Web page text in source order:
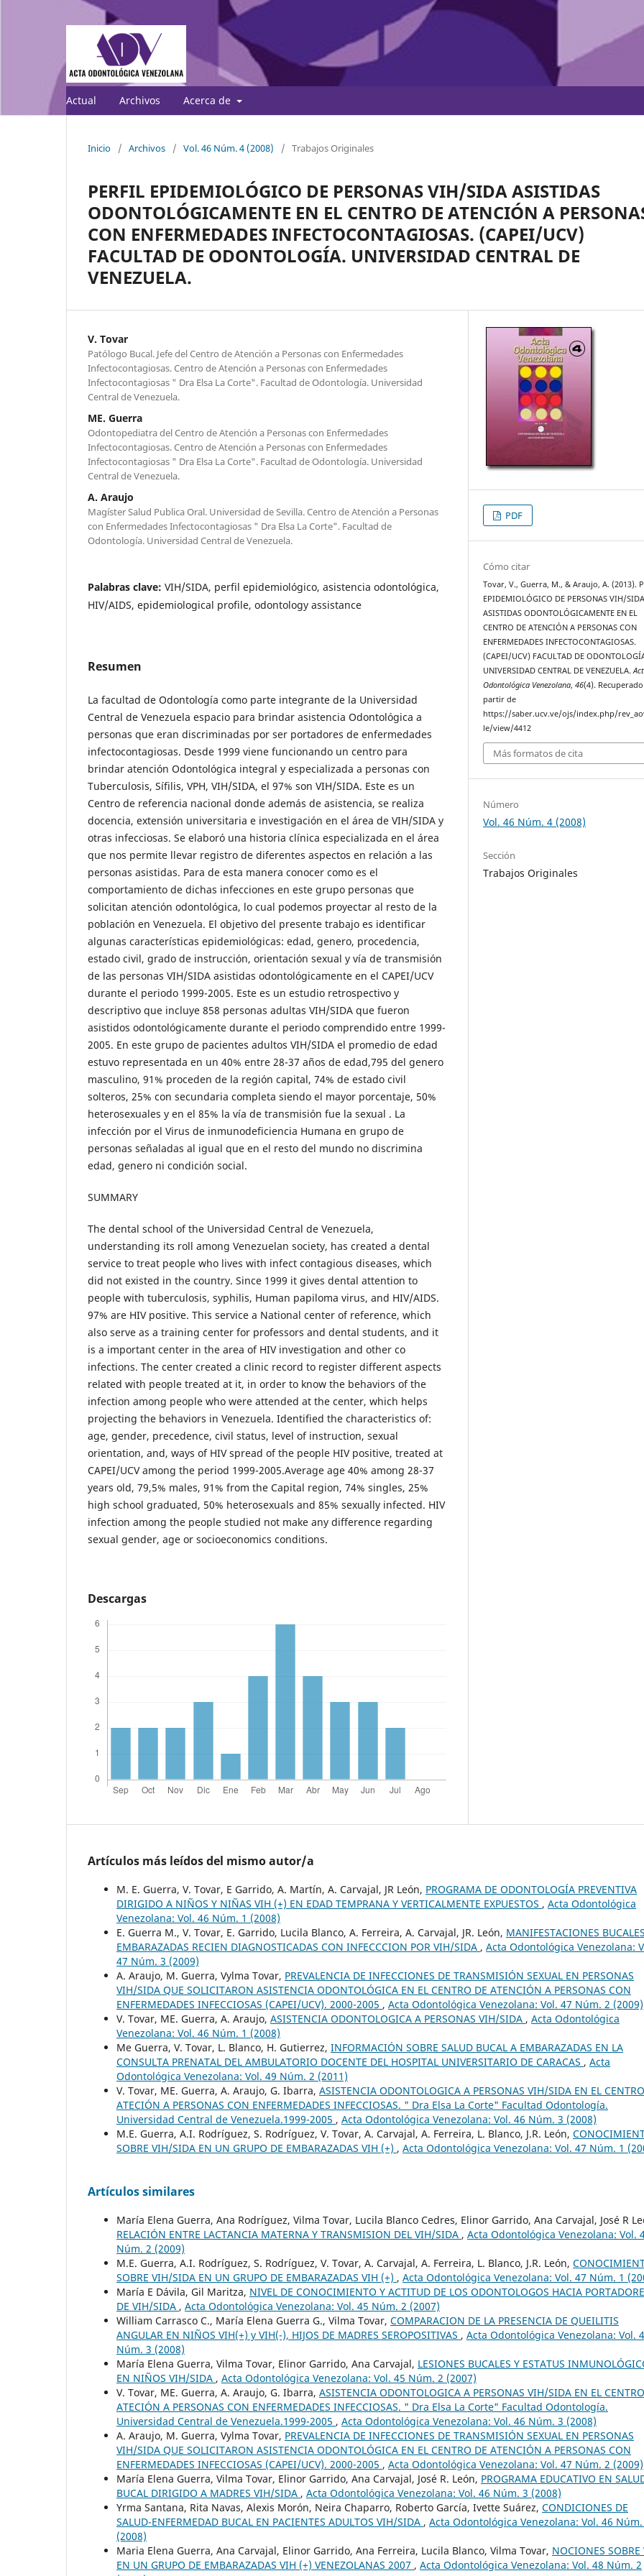
Actual Archivos Acerca de
Inicio / Archivos / Vol. 46 Núm. 4 (2008) / Trabajos Originales
PERFIL EPIDEMIOLÓGICO DE PERSONAS VIH/SIDA ASISTIDAS
ODONTOLÓGICAMENTE EN EL CENTRO DE ATENCIÓN A
CON ENFERMEDADES INFECTOCONTAGIOSAS. (CAPEI/UCV)
FACULTAD DE ODONTOLOGÍA. UNIVERSIDAD CENTRAL DE
VENEZUELA.
V. Tovar
Patólogo Bucal. Jefe del Centro de Atención a Personas con Enfermedades
Infectocontagiosas. Centro de Atención a Personas con Enfermedades
Infectocontagiosas " Dra Elsa La Corte". Facultad de Odontología. Universidad
Central de Venezuela.
ME. Guerra
Odontopediatra del Centro de Atención a Personas con Enfermedades
Infectocontagiosas. Centro de Atención a Personas con Enfermedades
Infectocontagiosas " Dra Elsa La Corte". Facultad de Odontología. Universidad
Central de Venezuela.
A. Araujo
Magíster Salud Publica Oral. Universidad de Sevilla. Centro de Atención a Personas
con Enfermedades Infectocontagiosas " Dra Elsa La Corte". Facultad de
Odontología. Universidad Central de Venezuela.
Palabras clave: VIH/SIDA, perfil epidemiológico, asistencia odontológica,
HIV/AIDS, epidemiological profile, odontology assistance
Resumen
La facultad de Odontología como parte integrante de la Universidad
Central de Venezuela espacio para brindar asistencia Odontológica a
personas que eran discriminadas por ser portadores de enfermedades
infectocontagiosas. Desde 1999 viene funcionando un centro para
brindar atención Odontológica integral y especializada a personas con
Tuberculosis, Sífilis, VPH, VIH/SIDA, el 97% son VIH/SIDA. Este es un
Centro de referencia nacional donde además de asistencia, se realiza
docencia, extensión universitaria e investigación en el área de VIH/SIDA y
otras infecciosas. Se elaboró una historia clínica especializada en el área
que nos permite llevar registro de diferentes aspectos en relación a las
personas asistidas. Para de esta manera conocer como es el
comportamiento de dichas infecciones en este grupo personas que
solicitan atención odontológica, lo cual podemos proyectar al resto de la
población en Venezuela. El objetivo del presente trabajo es identificar
algunas características epidemiológicas: edad, genero, procedencia,
estado civil, grado de instrucción, orientación sexual y vía de transmisión
de las personas VIH/SIDA asistidas odontológicamente en el CAPEI/UCV
durante el periodo 1999-2005. Este es un estudio retrospectivo y
descriptivo que incluye 858 personas adultas VIH/SIDA que fueron
asistidos odontológicamente durante el periodo comprendido entre 1999-
2005. En este grupo de pacientes adultos VIH/SIDA el promedio de edad
estuvo representada en un 40% entre 28-37 años de edad,795 del genero
masculino, 91% proceden de la región capital, 74% de estado civil
solteros, 25% con secundaria completa siendo el mayor porcentaje, 50%
heterosexuales y en el 85% la vía de transmisión fue la sexual . La
infección por el Virus de inmunodeficiencia Humana en grupo de
personas señaladas al igual que en el resto del mundo no discrimina
edad, genero ni condición social.
SUMMARY
The dental school of the Universidad Central de Venezuela,
understanding its roll among Venezuelan society, has created a dental
service to treat people who lives with infect contagious diseases, which
did not existed in the country. Since 1999 it gives dental attention to
people with tuberculosis, syphilis, Human papiloma virus, and HIV/AIDS.
97% are HIV positive. This service a National center of reference, which
also serve as a training center for professors and dental students, and it
is a important center in the area of HIV investigation and other co
infections. The center created a clinic record to register different aspects
related with people treated at it, in order to know the behaviors of the
infection among people who were attended at the center, which helps
projecting the behaviors in Venezuela. Identified the characteristics of:
age, gender, precedence, civil status, level of instruction, sexual
orientation, and, ways of HIV spread of the people HIV positive, treated at
CAPEI/UCV among the period 1999-2005.Average age 40% among 28-37
years old, 79,5% males, 91% from the Capital region, 74% singles, 25%
high school graduated, 50% heterosexuals and 85% sexually infected. HIV
infection among the people studied not make any difference regarding
sexual gender, age or socioeconomics conditions.
Descargas
PDF
Cómo citar
Tovar, V., Guerra, M., & Araujo, A. (2013).
EPIDEMIOLÓGICO DE PERSONAS VIH/SIDA
ASISTIDAS ODONTOLÓGICAMENTE EN EL
CENTRO DE ATENCIÓN A PERSONAS CON
ENFERMEDADES INFECTOCONTAGIOSAS.
(CAPEI/UCV) FACULTAD DE
UNIVERSIDAD CENTRAL DE VENEZUELA.
Odontológica Venezolana,46(4).
partir de
https://saber.ucv.ve/ojs/index.php/
le/view/4412
Más formatos de cita
Número
Vol. 46 Núm. 4 (2008)
Sección
Trabajos Originales
Artículos más leídos del mismo autor/a
M. E. Guerra, V. Tovar, E Garrido, A. Martín, A. Carvajal, JR León, PROGRAMA DE ODONTOLOGÍA PREVENTIVA
DIRIGIDO A NIÑOS Y NIÑAS VIH (+) EN EDAD TEMPRANA Y VERTICALMENTE EXPUESTOS , Acta Odontológica
Venezolana: Vol. 46 Núm. 1 (2008)
E. Guerra M., V. Tovar, E. Garrido, Lucila Blanco, A. Ferreira, A. Carvajal, JR. León, MANIFESTACIONES
EMBARAZADAS RECIEN DIAGNOSTICADAS CON INFECCCION POR VIH/SIDA , Acta Odontológica Venezolana:
47 Núm. 3 (2009)
A. Araujo, M. Guerra, Vylma Tovar, PREVALENCIA DE INFECCIONES DE TRANSMISIÓN SEXUAL EN PERSONAS
VIH/SIDA QUE SOLICITARON ASISTENCIA ODONTOLÓGICA EN EL CENTRO DE ATENCIÓN A PERSONAS CON
ENFERMEDADES INFECCIOSAS (CAPEI/UCV). 2000-2005 , Acta Odontológica Venezolana: Vol. 47 Núm. 2 (2009)
V. Tovar, ME. Guerra, A. Araujo, ASISTENCIA ODONTOLOGICA A PERSONAS VIH/SIDA , Acta Odontológica
Venezolana: Vol. 46 Núm. 1 (2008)
Me Guerra, V. Tovar, L. Blanco, H. Gutierrez, INFORMACIÓN SOBRE SALUD BUCAL A EMBARAZADAS EN LA
CONSULTA PRENATAL DEL AMBULATORIO DOCENTE DEL HOSPITAL UNIVERSITARIO DE CARACAS , Acta
Odontológica Venezolana: Vol. 49 Núm. 2 (2011)
V. Tovar, ME. Guerra, A. Araujo, G. Ibarra, ASISTENCIA ODONTOLOGICA A PERSONAS VIH/SIDA EN EL
ATECIÓN A PERSONAS CON ENFERMEDADES INFECCIOSAS. " Dra Elsa La Corte" Facultad Odontología.
Universidad Central de Venezuela.1999-2005 , Acta Odontológica Venezolana: Vol. 46 Núm. 3 (2008)
M.E. Guerra, A.I. Rodríguez, S. Rodríguez, V. Tovar, A. Carvajal, A. Ferreira, L. Blanco, J.R. León,
SOBRE VIH/SIDA EN UN GRUPO DE EMBARAZADAS VIH (+) , Acta Odontológica Venezolana: Vol. 47 Núm. 1
Artículos similares
María Elena Guerra, Ana Rodríguez, Vilma Tovar, Lucila Blanco Cedres, Elinor Garrido, Ana Carvajal, José R
RELACIÓN ENTRE LACTANCIA MATERNA Y TRANSMISION DEL VIH/SIDA , Acta Odontológica Venezolana: Vol.
Núm. 2 (2009)
M.E. Guerra, A.I. Rodríguez, S. Rodríguez, V. Tovar, A. Carvajal, A. Ferreira, L. Blanco, J.R. León,
SOBRE VIH/SIDA EN UN GRUPO DE EMBARAZADAS VIH (+) , Acta Odontológica Venezolana: Vol. 47 Núm. 1
María E Dávila, Gil Maritza, NIVEL DE CONOCIMIENTO Y ACTITUD DE LOS ODONTOLOGOS HACIA
DE VIH/SIDA , Acta Odontológica Venezolana: Vol. 45 Núm. 2 (2007)
William Carrasco C., María Elena Guerra G., Vilma Tovar, COMPARACION DE LA PRESENCIA DE QUEILITIS
ANGULAR EN NIÑOS VIH(+) y VIH(-), HIJOS DE MADRES SEROPOSITIVAS , Acta Odontológica Venezolana: Vol.
Núm. 3 (2008)
María Elena Guerra, Vilma Tovar, Elinor Garrido, Ana Carvajal, LESIONES BUCALES Y ESTATUS
EN NIÑOS VIH/SIDA , Acta Odontológica Venezolana: Vol. 45 Núm. 2 (2007)
V. Tovar, ME. Guerra, A. Araujo, G. Ibarra, ASISTENCIA ODONTOLOGICA A PERSONAS VIH/SIDA EN EL
ATECIÓN A PERSONAS CON ENFERMEDADES INFECCIOSAS. " Dra Elsa La Corte" Facultad Odontología.
Universidad Central de Venezuela.1999-2005 , Acta Odontológica Venezolana: Vol. 46 Núm. 3 (2008)
A. Araujo, M. Guerra, Vylma Tovar, PREVALENCIA DE INFECCIONES DE TRANSMISIÓN SEXUAL EN PERSONAS
VIH/SIDA QUE SOLICITARON ASISTENCIA ODONTOLÓGICA EN EL CENTRO DE ATENCIÓN A PERSONAS CON
ENFERMEDADES INFECCIOSAS (CAPEI/UCV). 2000-2005 , Acta Odontológica Venezolana: Vol. 47 Núm. 2 (2009)
María Elena Guerra, Vilma Tovar, Elinor Garrido, Ana Carvajal, José R. León, PROGRAMA EDUCATIVO EN
BUCAL DIRIGIDO A MADRES VIH/SIDA , Acta Odontológica Venezolana: Vol. 46 Núm. 3 (2008)
Yrma Santana, Rita Navas, Alexis Morón, Neira Chaparro, Roberto García, Ivette Suárez, CONDICIONES DE
SALUD-ENFERMEDAD BUCAL EN PACIENTES ADULTOS VIH/SIDA , Acta Odontológica Venezolana: Vol. 46 Núm.
(2008)
Maria Elena Guerra, Ana Carvajal, Elinor Garrido, Ana Ferreira, Lucila Blanco, Vilma Tovar, NOCIONES SOBRE
EN UN GRUPO DE EMBARAZADAS VIH (+) VENEZOLANAS 2007 , Acta Odontológica Venezolana: Vol. 48 Núm. 2